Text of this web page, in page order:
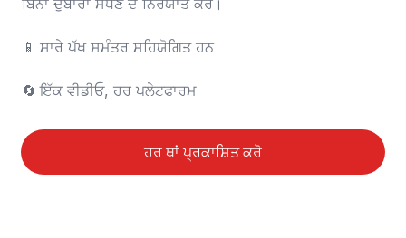
ਬਿਨਾਂ ਦੁਬਾਰਾ ਸੋਧਣ ਦੇ ਨਿਰਯਾਤ ਕਰੋ।
📱	ਸਾਰੇ ਪੱਖ ਸਮੰਤਰ ਸਹਿਯੋਗਿਤ ਹਨ
🔄	ਇੱਕ ਵੀਡੀਓ, ਹਰ ਪਲੇਟਫਾਰਮ
ਹਰ ਥਾਂ ਪ੍ਰਕਾਸ਼ਿਤ ਕਰੋ